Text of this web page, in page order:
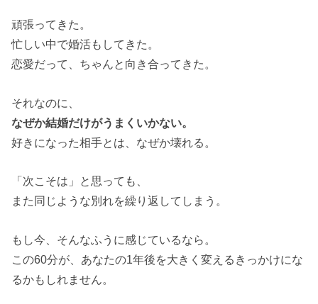
頑張ってきた。
忙しい中で婚活もしてきた。
恋愛だって、ちゃんと向き合ってきた。
それなのに、
なぜか結婚だけがうまくいかない。
好きになった相手とは、なぜか壊れる。
「次こそは」と思っても、
また同じような別れを繰り返してしまう。
もし今、そんなふうに感じているなら。
この60分が、あなたの1年後を大きく変えるきっかけにな
るかもしれません。